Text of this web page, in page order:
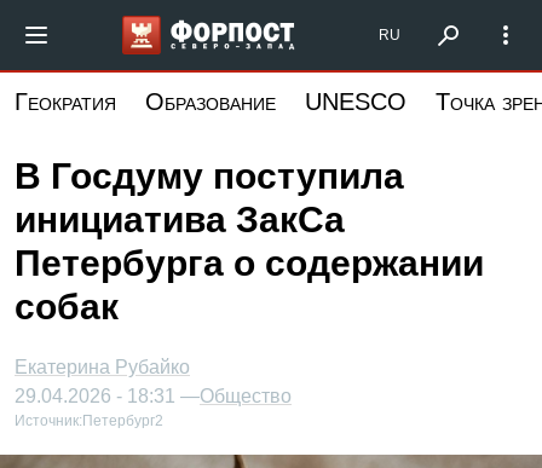
основному
Форпост Северо-Запад
RU
Геократия Образование UNESCO Точка
В Госдуму поступила
инициатива ЗакСа
Петербурга о содержании
собак
Екатерина Рубайко
29.04.2026 - 18:31 —Общество
Источник: Петербург2